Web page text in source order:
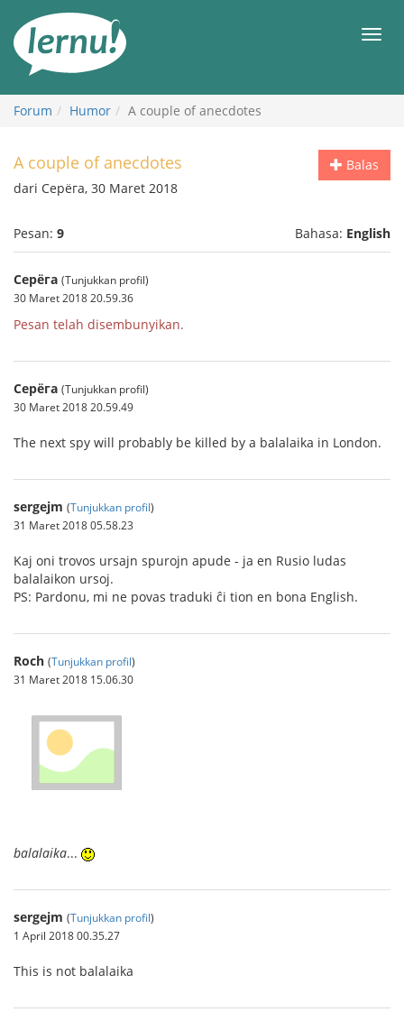
daftar
Forum Humor A couple of anecdotes
Balas
A couple of anecdotes
dari Серёга, 30 Maret 2018
Pesan: 9 Bahasa: English
Серёга (Tunjukkan profil)
30 Maret 2018 20.59.36
Pesan telah disembunyikan.
Серёга (Tunjukkan profil)
30 Maret 2018 20.59.49
The next spy will probably be killed by a balalaika in London.
sergejm (Tunjukkan profil)
31 Maret 2018 05.58.23
Kaj oni trovos ursajn spurojn apude - ja en Rusio ludas
balalaikon ursoj.
PS: Pardonu, mi ne povas traduki ĉi tion en bona English.
Roch (Tunjukkan profil)
31 Maret 2018 15.06.30
balalaika...
sergejm (Tunjukkan profil)
1 April 2018 00.35.27
This is not balalaika